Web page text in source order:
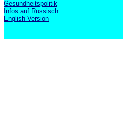
Gesundheitspolitik
Infos auf Russisch
English Version